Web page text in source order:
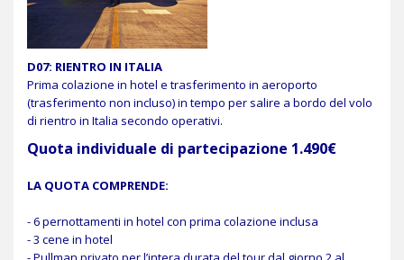
D07: RIENTRO IN ITALIA
Prima colazione in hotel e trasferimento in aeroporto
(trasferimento non incluso) in tempo per salire a bordo del volo
di rientro in Italia secondo operativi.
Quota individuale di partecipazione 1.490€
LA QUOTA COMPRENDE:
- 6 pernottamenti in hotel con prima colazione inclusa
- 3 cene in hotel